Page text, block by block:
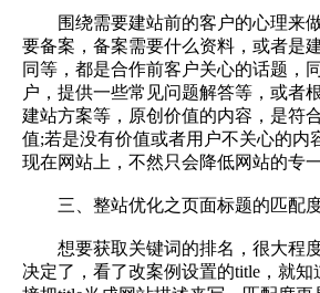
围绕需要建站前的客户的心理来
要备案，备案需要什么资料，或者是
同等，都是合作前客户关心的话题，
户，提供一些常见问题解答等，或者
建站方案等，原创价值的内容，是符
值;若是没有价值或者用户不关心的内
现在网站上，不然只会降低网站的专
三、整站优化之页面标题的匹配
想要获取关键词的排名，很大程度
决定了，看了改案例设置的title，就